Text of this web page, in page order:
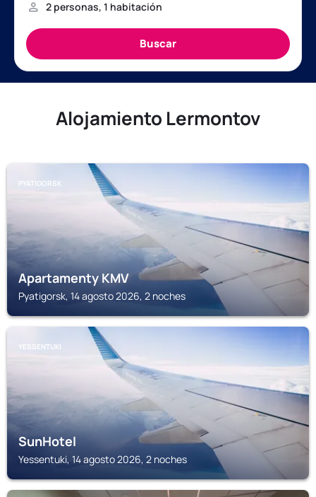
Alojamiento Lermontov
PYATIGORSK
Apartamenty KMV
Pyatigorsk, 14 agosto 2026, 2 noches
YESSENTUKI
SunHotel
Yessentuki, 14 agosto 2026, 2 noches